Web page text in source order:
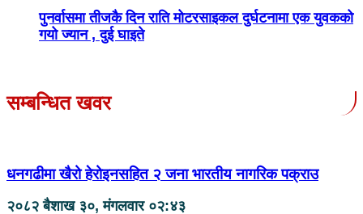
पुनर्वासमा तीजकै दिन राति मोटरसाइकल दुर्घटनामा एक युवकको
गयो ज्यान , दुई घाइते
सम्बन्धित खवर
धनगढीमा खैरो हेरोइनसहित २ जना भारतीय नागरिक पक्राउ
२०८२ बैशाख ३०, मंगलवार ०२:४३